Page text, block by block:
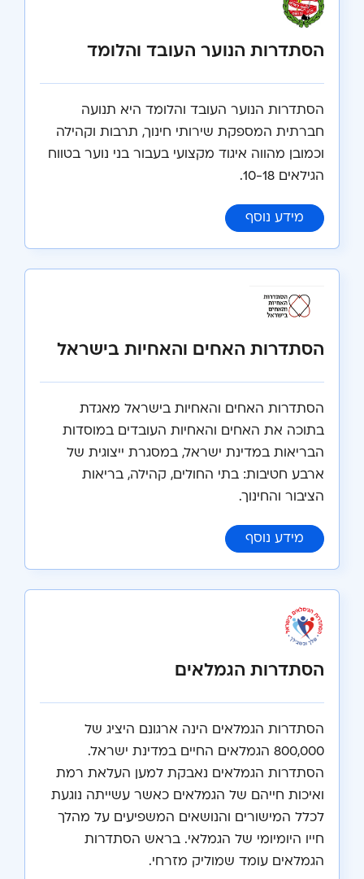
הסתדרות הנוער העובד והלומד
הסתדרות הנוער העובד והלומד היא תנועה
חברתית המספקת שירותי חינוך, תרבות וקהילה
וכמובן מהווה איגוד מקצועי בעבור בני נוער בטווח
הגילאים 10-18.
מידע נוסף
: הסתדרות הנוער העובד והלומד
הסתדרות האחים והאחיות בישראל
הסתדרות האחים והאחיות בישראל מאגדת
בתוכה את האחים והאחיות העובדים במוסדות
הבריאות במדינת ישראל, במסגרת ייצוגית של
ארבע חטיבות: בתי החולים, קהילה, בריאות
הציבור והחינוך.
מידע נוסף
: הסתדרות האחים והאחיות בישראל
הסתדרות הגמלאים
הסתדרות הגמלאים הינה ארגונם היציג של
800,000 הגמלאים החיים במדינת ישראל.
הסתדרות הגמלאים נאבקת למען העלאת רמת
ואיכות חייהם של הגמלאים כאשר עשייתה נוגעת
לכלל המישורים והנושאים המשפיעים על מהלך
חייו היומיומי של הגמלאי. בראש הסתדרות
הגמלאים עומד שמוליק מזרחי.